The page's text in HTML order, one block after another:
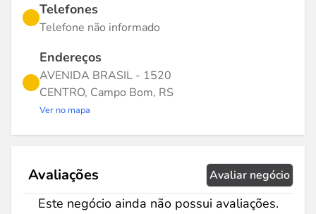
Telefones
Telefone não informado
Endereços
AVENIDA BRASIL - 1520
CENTRO, Campo Bom, RS
Ver no mapa
Avaliações Avaliar negócio
Este negócio ainda não possui avaliações.